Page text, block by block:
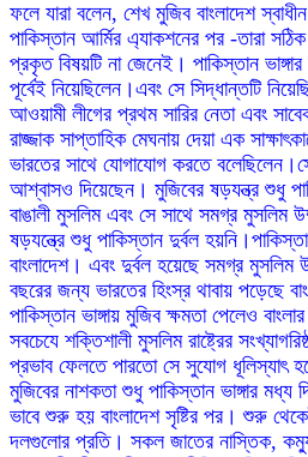
ফলে যারা বলেন, শেখ মুজিব বাংলাদেশ
পাকিস্তান আর্মির এ্যাকশনের পর -তারা
প্রকৃত বিষয়টি না জেনেই। পাকিস্তান
পূর্বেই নিয়েছিলেন।এবং সে সিদ্ধান্তটি
আওয়ামী লীগের প্রথম সারির নেতা এবং
রাজ্জাক সাপ্তাহিক মেঘনায় দেয়া এক
ভারতের সাথে যোগাযোগ করতে
আশ্বাসও দিয়েছেন। মুজিবের ষড়যন্ত্র শুধু
বাঙালী মুসলিম এবং সে সাথে সমগ্র মুসলিম
ষড়যন্ত্রে শুধু পাকিস্তান দুর্বল
বাংলাদেশ। এবং দুর্বল হয়েছে সমগ্র
বছরের জন্য ভারতের হিংস্র থাবায় পড়েছে
পাকিস্তান ভাঙ্গায় মুজিব ক্ষমতা পেলেও
সবচেযে শক্তিশালী মুসলিম রাষ্ট্রের
প্রভাব ফেলতে পারতো সে সুযোগ ধূলিস্যাৎ
মুজিবের নাশকতা শুধু পাকিস্তান ভাঙ্গার মধ্য
ভাবে শুরু হয় বাংলাদেশ সৃষ্টির পর। শুরু
দলগুলোর প্রতি। সকল জাতের নাস্তিক,